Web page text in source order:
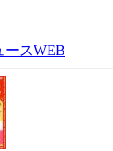
ースWEB